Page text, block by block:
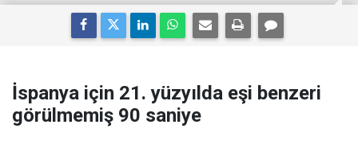
İspanya için 21. yüzyılda eşi benzeri
görülmemiş 90 saniye